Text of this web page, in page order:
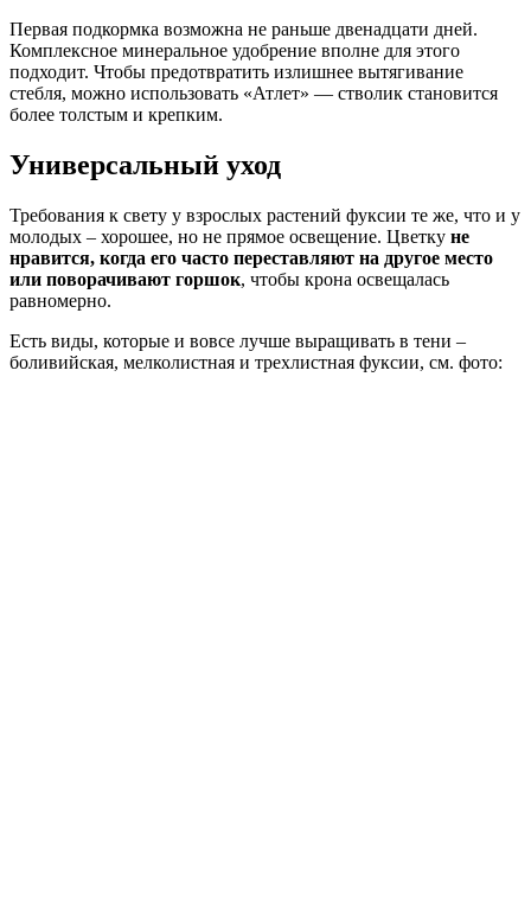
Первая подкормка возможна не раньше двенадцати дней.
Комплексное минеральное удобрение вполне для этого
подходит. Чтобы предотвратить излишнее вытягивание
стебля, можно использовать «Атлет» — стволик становится
более толстым и крепким.
Универсальный уход
Требования к свету у взрослых растений фуксии те же, что и у
молодых – хорошее, но не прямое освещение. Цветку не
нравится, когда его часто переставляют на другое место
или поворачивают горшок, чтобы крона освещалась
равномерно.
Есть виды, которые и вовсе лучше выращивать в тени –
боливийская, мелколистная и трехлистная фуксии, см. фото: